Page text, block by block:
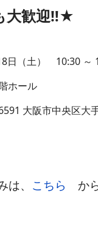
歓迎‼★
（土） 10:30 ～
ホール
中央区大手前
、 こちら か